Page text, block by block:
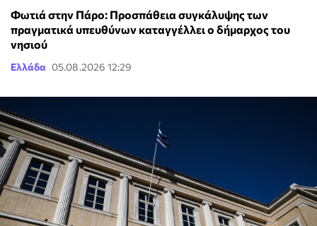
Φωτιά στην Πάρο: Προσπάθεια συγκάλυψης των
πραγματικά υπευθύνων καταγγέλλει ο δήμαρχος του
νησιού
Ελλάδα 05.08.2026 12:29